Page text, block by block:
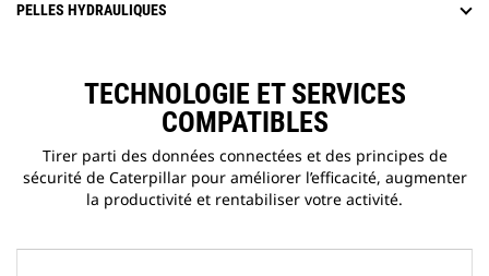
PELLES HYDRAULIQUES
TECHNOLOGIE ET SERVICES
COMPATIBLES
Tirer parti des données connectées et des principes de
sécurité de Caterpillar pour améliorer l’efficacité, augmenter
la productivité et rentabiliser votre activité.